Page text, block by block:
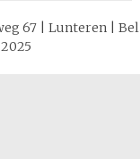
67 | Lunteren | Bel